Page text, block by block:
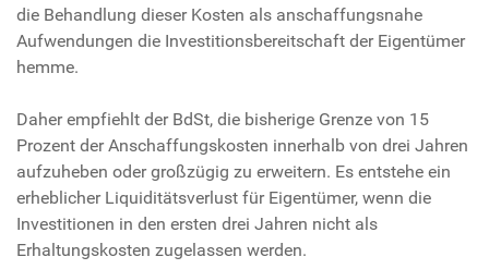
die Behandlung dieser Kosten als anschaffungsnahe
Aufwendungen die Investitionsbereitschaft der Eigentümer
hemme.
Daher empfiehlt der BdSt, die bisherige Grenze von 15
Prozent der Anschaffungskosten innerhalb von drei Jahren
aufzuheben oder großzügig zu erweitern. Es entstehe ein
erheblicher Liquiditätsverlust für Eigentümer, wenn die
Investitionen in den ersten drei Jahren nicht als
Erhaltungskosten zugelassen werden.